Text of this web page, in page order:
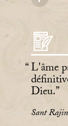
L'âme
Dieu.
Sant